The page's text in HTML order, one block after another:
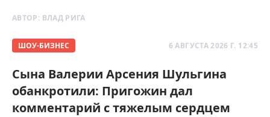
АВТОР: ВЛАД РИГА
ШОУ-БИЗНЕС 6 АВГУСТА 2026 Г. 12:45
Сына Валерии Арсения Шульгина
обанкротили: Пригожин дал
комментарий с тяжелым сердцем